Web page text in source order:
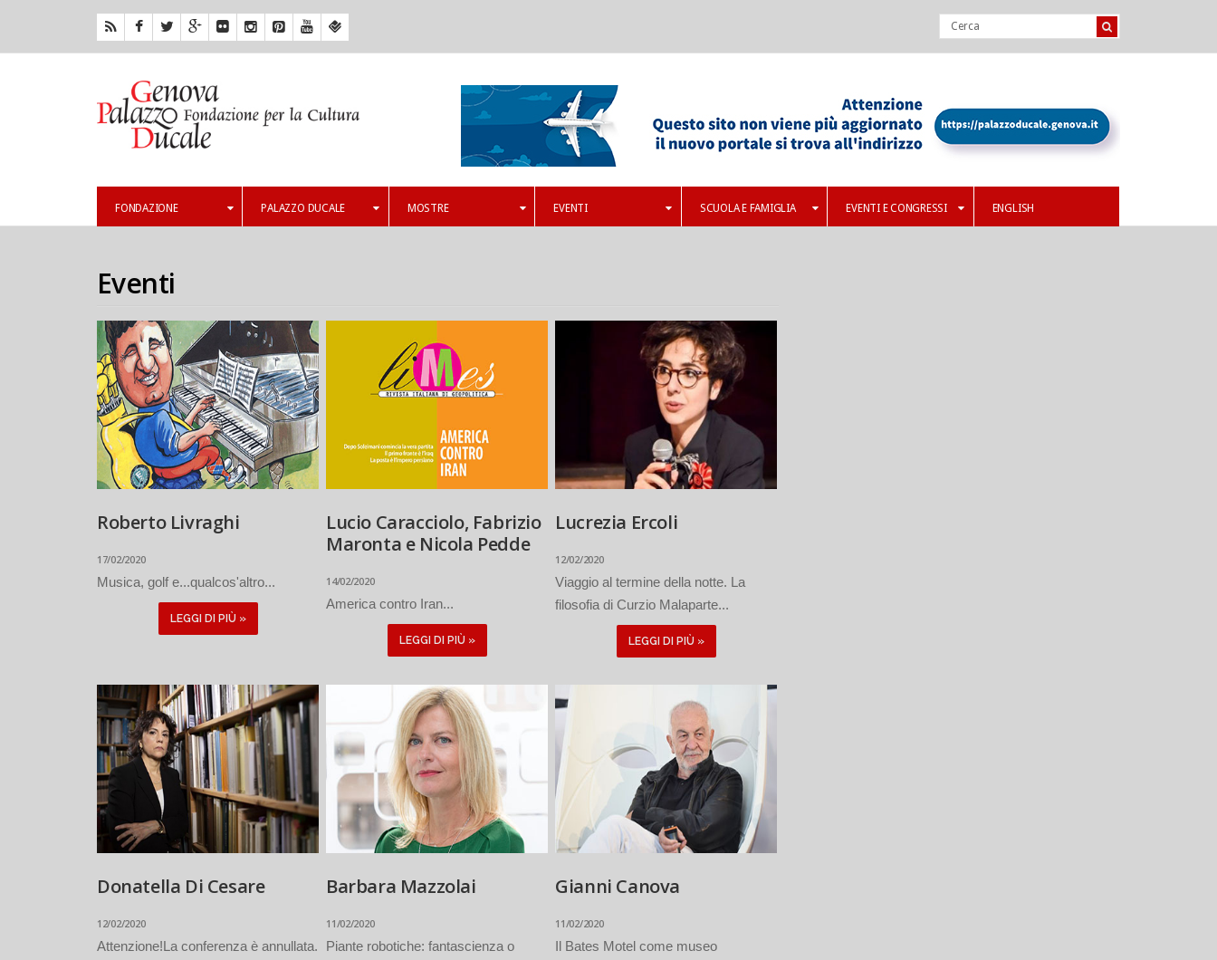
FONDAZIONE PALAZZO DUCALE MOSTRE EVENTI SCUOLA E FAMIGLIA EVENTI E CONGRESSI ENGLISH
Eventi
Roberto Livraghi
17/02/2020
Musica, golf e...qualcos'altro...
LEGGI DI PIÙ »
Lucio Caracciolo, Fabrizio
Maronta e Nicola Pedde
14/02/2020
America contro Iran...
LEGGI DI PIÙ »
Lucrezia Ercoli
12/02/2020
Viaggio al termine della notte. La
filosofia di Curzio Malaparte...
LEGGI DI PIÙ »
Donatella Di Cesare
12/02/2020
Attenzione!La conferenza è annullata.
Barbara Mazzolai
11/02/2020
Piante robotiche: fantascienza o
Gianni Canova
11/02/2020
Il Bates Motel come museo